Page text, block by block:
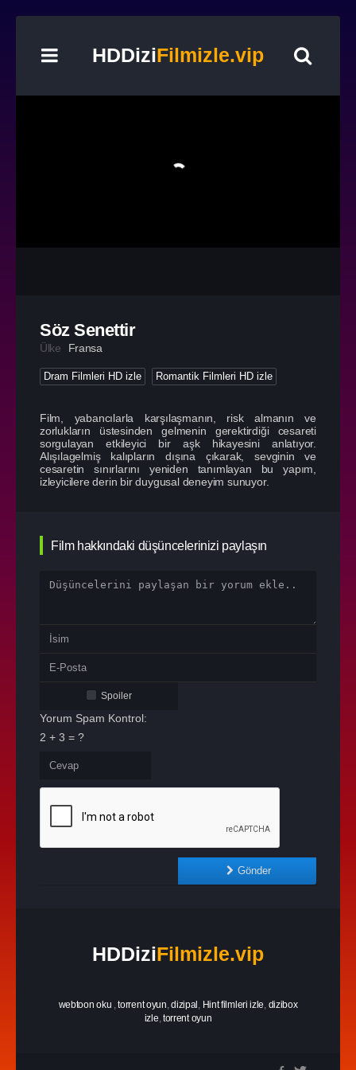
HDDiziFilmizle.vip
Söz Senettir
Ülke Fransa
Dram Filmleri HD izle Romantik Filmleri HD izle
Film, yabancılarla karşılaşmanın, risk almanın ve
zorlukların üstesinden gelmenin gerektirdiği cesareti
sorgulayan etkileyici bir aşk hikayesini anlatıyor.
Alışılagelmiş kalıpların dışına çıkarak, sevginin ve
cesaretin sınırlarını yeniden tanımlayan bu yapım,
izleyicilere derin bir duygusal deneyim sunuyor.
Film hakkındaki düşüncelerinizi paylaşın
Spoiler
Yorum Spam Kontrol:
2 + 3 = ?
Gönder
HDDiziFilmizle.vip
webtoon oku ,torrent oyun ,dizipal Hint filmleri izle dizibox
izle torrent oyun